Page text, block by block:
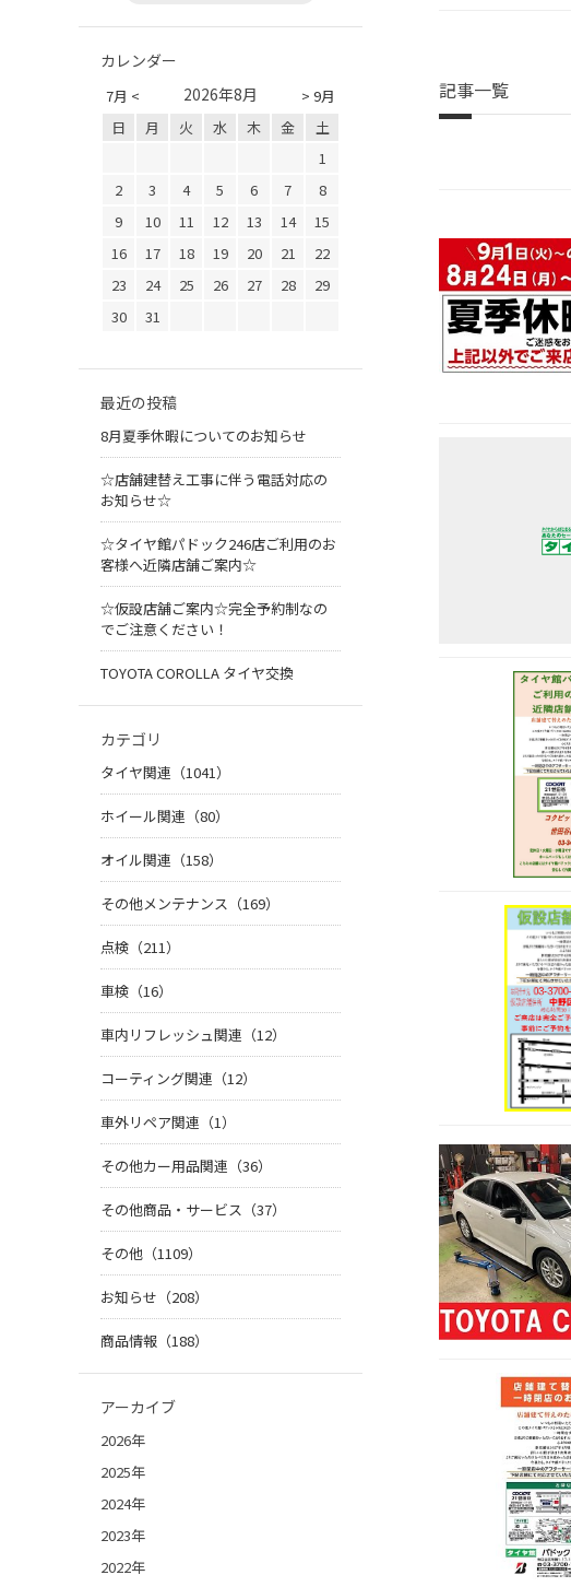
記事一覧
カレンダー
7月 < > 9月
2026年8月
日 月 火 水 木 金
土
1
2
3 4 5 6 7
8
9
10 11 12 13 14
15
16
17 18 19 20 21
22
23
24 25 26 27 28
29
30
31
最近の投稿
8月夏季休暇についてのお知らせ
☆店舗建替え工事に伴う電話対応の
お知らせ☆
☆タイヤ館パドック246店ご利用のお
客様へ近隣店舗ご案内☆
☆仮設店舗ご案内☆完全予約制なの
でご注意ください！
TOYOTA COROLLA タイヤ交換
カテゴリ
タイヤ関連（1041）
ホイール関連（80）
オイル関連（158）
その他メンテナンス（169）
点検（211）
車検（16）
車内リフレッシュ関連（12）
コーティング関連（12）
車外リペア関連（1）
その他カー用品関連（36）
その他商品・サービス（37）
その他（1109）
お知らせ（208）
商品情報（188）
アーカイブ
2026年
2025年
2024年
2023年
2022年